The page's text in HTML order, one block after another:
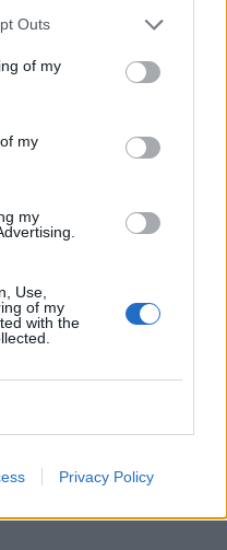
Outs
of my
my
my
Use,
of my
with the
Privacy Policy
: le
des
risque accru
d’hypertension à ne pas
du moustique Tigre :
?
ce que ça veut dire ?